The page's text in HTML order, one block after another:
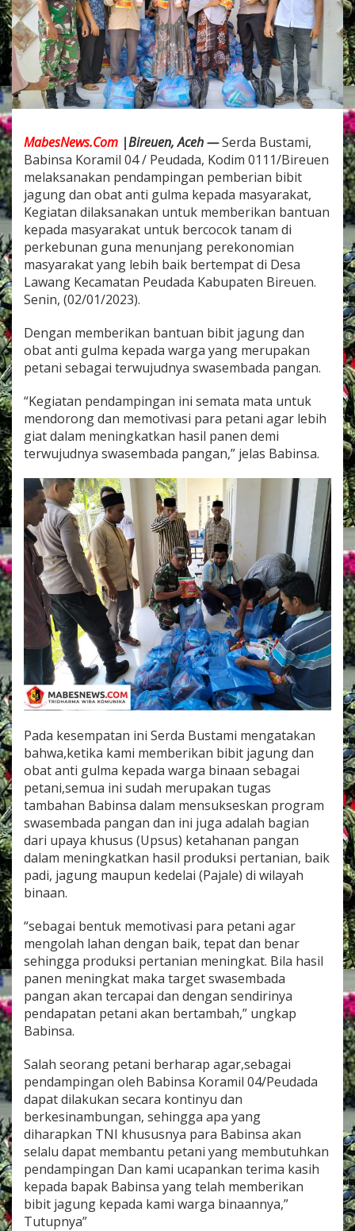
P
e
u
d
a
d
a
M
d
a
m
p
i
n
g
i
P
e
r
i
a
n
b
i
t
a
n
g
a
d
W
a
r
g
a
MabesNews.Com |Bireuen, Aceh —Serda Bustami,
Babinsa Koramil 04 / Peudada, Kodim 0111/Bireuen
melaksanakan pendampingan pemberian bibit
jagung dan obat anti gulma kepada masyarakat,
Kegiatan dilaksanakan untuk memberikan bantuan
kepada masyarakat untuk bercocok tanam di
perkebunan guna menunjang perekonomian
masyarakat yang lebih baik bertempat di Desa
Lawang Kecamatan Peudada Kabupaten Bireuen.
Senin, (02/01/2023).
Dengan memberikan bantuan bibit jagung dan
obat anti gulma kepada warga yang merupakan
petani sebagai terwujudnya swasembada pangan.
“Kegiatan pendampingan ini semata mata untuk
mendorong dan memotivasi para petani agar lebih
giat dalam meningkatkan hasil panen demi
terwujudnya swasembada pangan,” jelas Babinsa.
Pada kesempatan ini Serda Bustami mengatakan
bahwa,ketika kami memberikan bibit jagung dan
obat anti gulma kepada warga binaan sebagai
petani,semua ini sudah merupakan tugas
tambahan Babinsa dalam mensukseskan program
swasembada pangan dan ini juga adalah bagian
dari upaya khusus (Upsus) ketahanan pangan
dalam meningkatkan hasil produksi pertanian, baik
padi, jagung maupun kedelai (Pajale) di wilayah
binaan.
“sebagai bentuk memotivasi para petani agar
mengolah lahan dengan baik, tepat dan benar
sehingga produksi pertanian meningkat. Bila hasil
panen meningkat maka target swasembada
pangan akan tercapai dan dengan sendirinya
pendapatan petani akan bertambah,” ungkap
Babinsa.
Salah seorang petani berharap agar,sebagai
pendampingan oleh Babinsa Koramil 04/Peudada
dapat dilakukan secara kontinyu dan
berkesinambungan, sehingga apa yang
diharapkan TNI khususnya para Babinsa akan
selalu dapat membantu petani yang membutuhkan
pendampingan Dan kami ucapankan terima kasih
kepada bapak Babinsa yang telah memberikan
bibit jagung kepada kami warga binaannya,”
Tutupnya”